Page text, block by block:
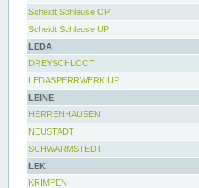
Scheidt Schleuse OP
Scheidt Schleuse UP
LEDA
DREYSCHLOOT
LEDASPERRWERK UP
LEINE
HERRENHAUSEN
NEUSTADT
SCHWARMSTEDT
LEK
KRIMPEN